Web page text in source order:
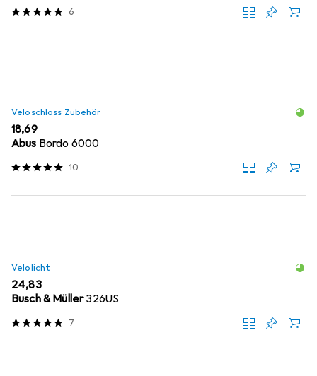
6
Veloschloss Zubehör
EUR
18,69
Abus Bordo 6000
10
Velolicht
EUR
24,83
Busch & Müller326US
7